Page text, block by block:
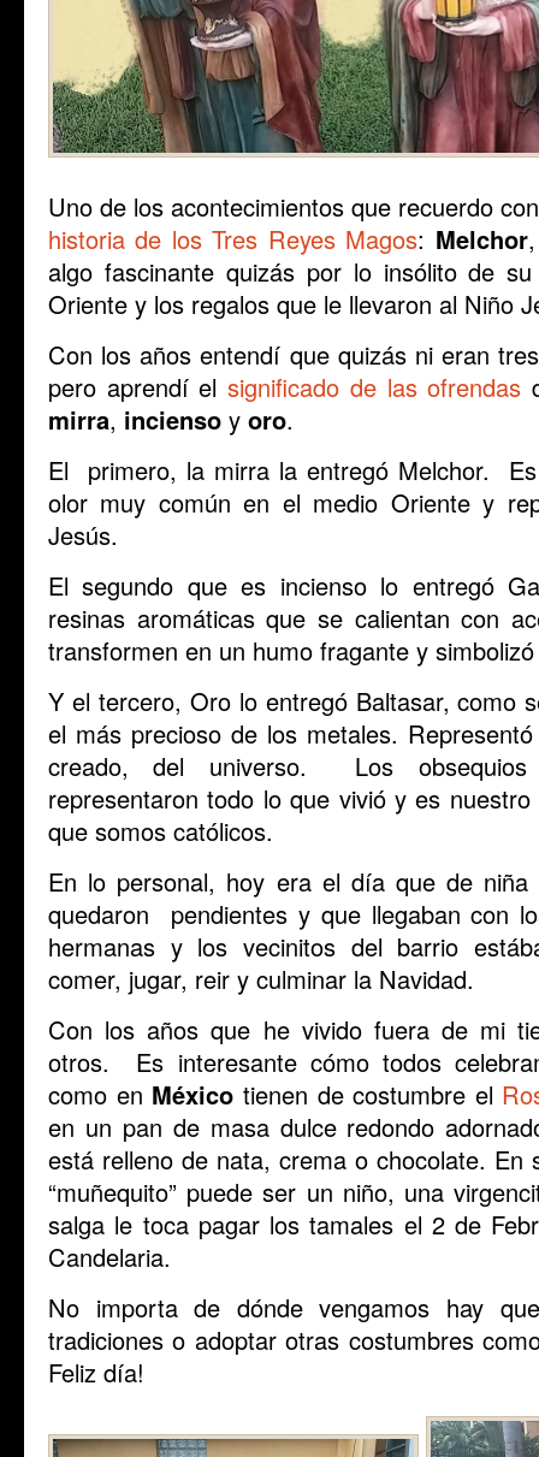
Uno de los acontecimientos que recuerdo
historia de los Tres Reyes Magos: Melchor
algo fascinante quizás por lo insólito de
Oriente y los regalos que le llevaron al Niño
Con los años entendí que quizás ni eran
pero aprendí elsignificado de las ofrendas
mirra, incienso y oro.
El primero, la mirra la entregó Melchor.
olor muy común en el medio Oriente y
Jesús.
El segundo que es incienso lo entregó
resinas aromáticas que se calientan con
transformen en un humo fragante y
Y el tercero, Oro lo entregó Baltasar, como
el más precioso de los metales.
creado, del universo. Los
representaron todo lo que vivió y es
que somos católicos.
En lo personal, hoy era el día que de niña
quedaron pendientes y que llegaban con
hermanas y los vecinitos del barrio
comer, jugar, reir y culminar la Navidad.
Con los años que he vivido fuera de mi
otros. Es interesante cómo todos
como en México tienen de costumbre el
en un pan de masa dulce redondo
está relleno de nata, crema o chocolate. En
“muñequito” puede ser un niño, una
salga le toca pagar los tamales el 2 de
Candelaria.
No importa de dónde vengamos hay
tradiciones o adoptar otras costumbres
Feliz día!